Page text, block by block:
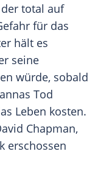
total auf
für das
hält es
seine
würde, sobald
Tod
Leben kosten.
Chapman,
erschossen